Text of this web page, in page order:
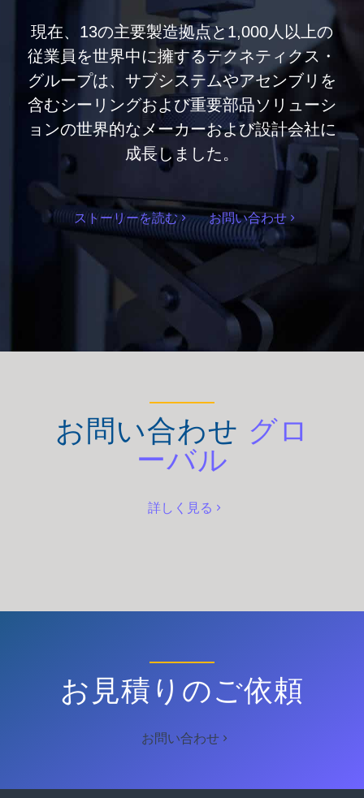
現在、13の主要製造拠点と1,000人以上の
従業員を世界中に擁するテクネティクス・
グループは、サブシステムやアセンブリを
含むシーリングおよび重要部品ソリューシ
ョンの世界的なメーカーおよび設計会社に
成長しました。
ストーリーを読む お問い合わせ
お問い合わせ グロ
ーバル
詳しく見る
お見積りのご依頼
お問い合わせ